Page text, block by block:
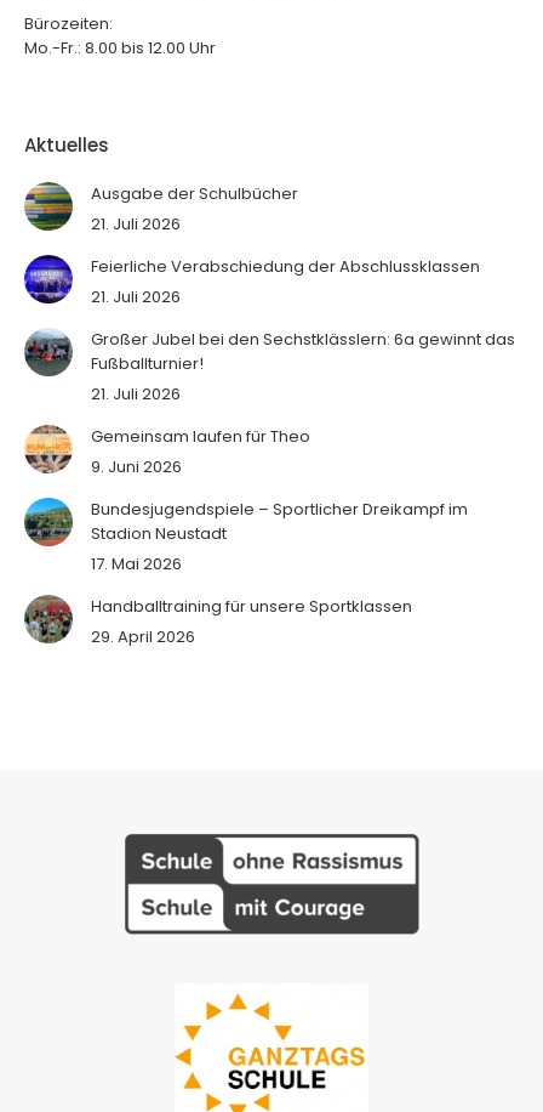
Bürozeiten:
Mo.-Fr.: 8.00 bis 12.00 Uhr
Aktuelles
Ausgabe der Schulbücher
21. Juli 2026
Feierliche Verabschiedung der Abschlussklassen
21. Juli 2026
Großer Jubel bei den Sechstklässlern: 6a gewinnt das
Fußballturnier!
21. Juli 2026
Gemeinsam laufen für Theo
9. Juni 2026
Bundesjugendspiele – Sportlicher Dreikampf im
Stadion Neustadt
17. Mai 2026
Handballtraining für unsere Sportklassen
29. April 2026